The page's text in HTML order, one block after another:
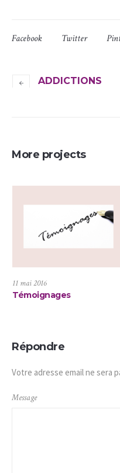
Facebook Twitter
ADDICTIONS
More projects
11 mai 2016
Témoignages
Répondre
Votre adresse email ne sera
Message